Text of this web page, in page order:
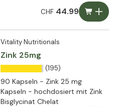
CHF44.99
Vitality Nutritionals
Zink 25mg
(195)
90 Kapseln - Zink 25 mg
Kapseln - hochdosiert mit Zink
Bisglycinat Chelat